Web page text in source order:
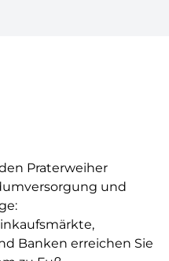
Praterweiher
und
Banken erreichen Sie